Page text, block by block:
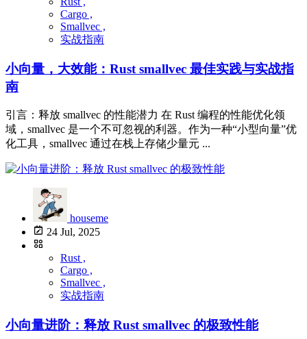
Cargo ,
Smallvec ,
实战指南
小向量，大效能：Rust smallvec 最佳实践与实战指
南
引言：释放 smallvec 的性能潜力 在 Rust 编程的性能优化领
域，smallvec 是一个不可忽视的利器。作为一种“小型向量”优
化工具，smallvec 通过在栈上存储少量元 ...
houseme
24 Jul, 2025
Rust ,
Cargo ,
Smallvec ,
实战指南
小向量进阶：释放 Rust smallvec 的极致性能